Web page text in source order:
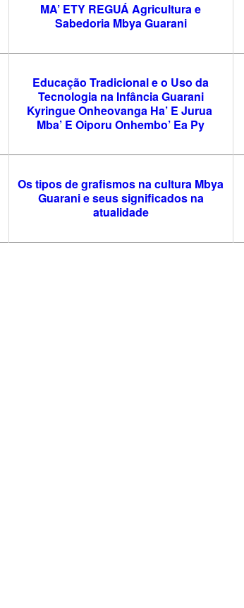
MA’ ETY REGUÁ Agricultura e
Sabedoria Mbya Guarani
Educação Tradicional e o Uso da
Tecnologia na Infância Guarani
Kyringue Onheovanga Ha’ E Jurua
Mba’ E Oiporu Onhembo’ Ea Py
Os tipos de grafismos na cultura Mbya
Guarani e seus significados na
atualidade